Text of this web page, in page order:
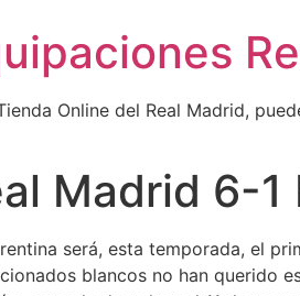
Online del Real Madrid,
Madrid 6-1
será, esta temporada, el
blancos no han querido